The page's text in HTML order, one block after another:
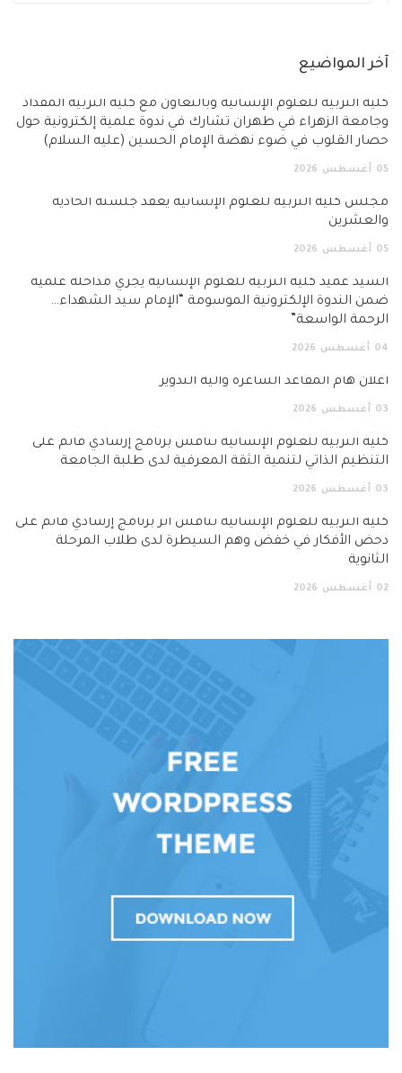
آخر المواضيع
كلية التربية للعلوم الإنسانية وبالتعاون مع كلية التربية المقداد
وجامعة الزهراء في طهران تشارك في ندوة علمية إلكترونية حول
حصار القلوب في ضوء نهضة الإمام الحسين (عليه السلام)
05 أغسطس 2026
مجلس كلية التربية للعلوم الإنسانية يعقد جلسته الحادية
والعشرين
05 أغسطس 2026
السيد عميد كلية التربية للعلوم الإنسانية يجري مداخلة علمية
ضمن الندوة الإلكترونية الموسومة “الإمام سيد الشهداء…
الرحمة الواسعة”
04 أغسطس 2026
اعلان هام المقاعد الشاغرة وآلية التدوير
03 أغسطس 2026
كلية التربية للعلوم الإنسانية تناقش برنامج إرشادي قائم على
التنظيم الذاتي لتنمية الثقة المعرفية لدى طلبة الجامعة
03 أغسطس 2026
كلية التربية للعلوم الإنسانية تناقش أثر برنامج إرشادي قائم على
دحض الأفكار في خفض وهم السيطرة لدى طلاب المرحلة
الثانوية
02 أغسطس 2026